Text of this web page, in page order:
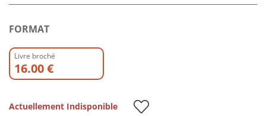
FORMAT
Livre broché
16.00 €
Actuellement Indisponible